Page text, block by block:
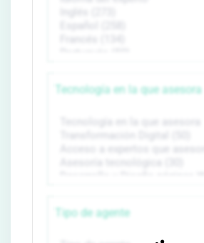
Tecnología en la que asesora
Tipo de agente